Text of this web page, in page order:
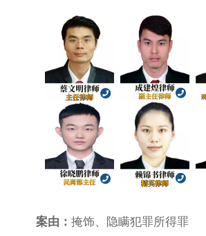
案由：掩饰、隐瞒犯罪所得罪